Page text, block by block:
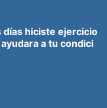
días hiciste ejercicio
a tu condici